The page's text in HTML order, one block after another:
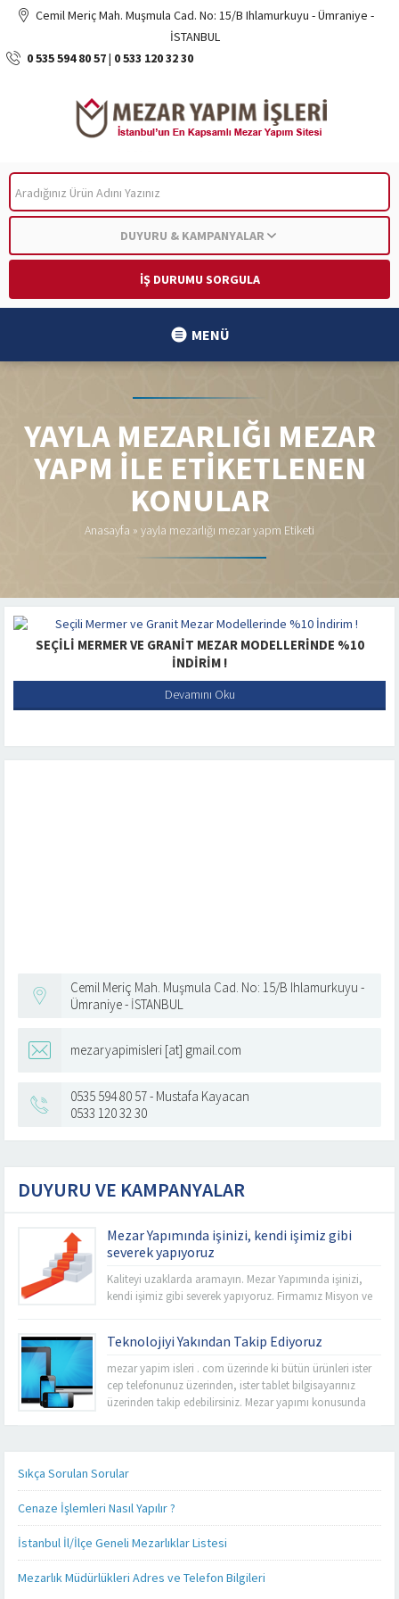
Cemil Meriç Mah. Muşmula Cad. No: 15/B Ihlamurkuyu - Ümraniye -
İSTANBUL
0 535 594 80 57| 0 533 120 32 30
DUYURU & KAMPANYALAR
İŞ DURUMU SORGULA
MENÜ
YAYLA MEZARLIĞI MEZAR
YAPM ILE ETIKETLENEN
KONULAR
Anasayfa » yayla mezarlığı mezar yapm Etiketi
SEÇILI MERMER VE GRANIT MEZAR MODELLERINDE %10
İNDIRIM !
Devamını Oku
Cemil Meriç Mah. Muşmula Cad. No: 15/B Ihlamurkuyu -
Ümraniye - İSTANBUL
mezaryapimisleri [at] gmail.com
0535 594 80 57 - Mustafa Kayacan
0533 120 32 30
DUYURU VE KAMPANYALAR
Mezar Yapımında işinizi, kendi işimiz gibi
severek yapıyoruz
Kaliteyi uzaklarda aramayın. Mezar Yapımında işinizi,
kendi işimiz gibi severek yapıyoruz. Firmamız Misyon ve
fiyatlarla buluşturup işçiliğimize yansıtıyoruz. Rahmet’i
Rahman’a uğurladımız sevdiklerimizin ebedi
istirahatgahlarını en uygun fiyat seçeneklerini sizelere
sunarak yapabilme imkanına sahibiz. Mezarlık
Teknolojiyi Yakından Takip Ediyoruz
mezar yapim isleri . com üzerinde ki bütün ürünleri ister
cep telefonunuz üzerinden, ister tablet bilgisayarınız
üzerinden takip edebilirsiniz. Mezar yapımı konusunda
güncel ürünlerimizi, ürün fiyatlarımızı ve firmamız
hakkında ki son gelişmeleri yakından takip...
Sıkça Sorulan Sorular
Cenaze İşlemleri Nasıl Yapılır ?
İstanbul İl/İlçe Geneli Mezarlıklar Listesi
Mezarlık Müdürlükleri Adres ve Telefon Bilgileri